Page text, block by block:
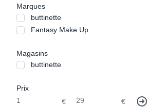
Marques
buttinette
Fantasy Make Up
Magasins
buttinette
Prix
€
€